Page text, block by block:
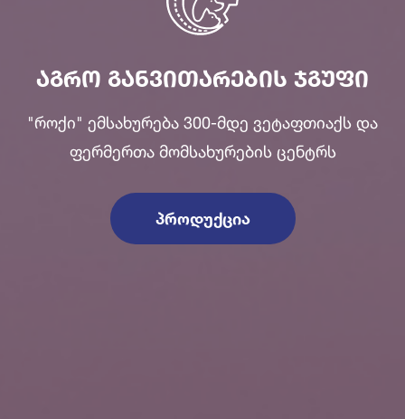
ᲐᲒᲠᲝ ᲒᲐᲜᲕᲘᲗᲐᲠᲔᲑᲘᲡ ᲯᲒᲣᲤᲘ
"როქი" ემსახურება 300-მდე ვეტაფთიაქს და
ფერმერთა მომსახურების ცენტრს
ᲞᲠᲝᲓᲣᲥᲪᲘᲐ